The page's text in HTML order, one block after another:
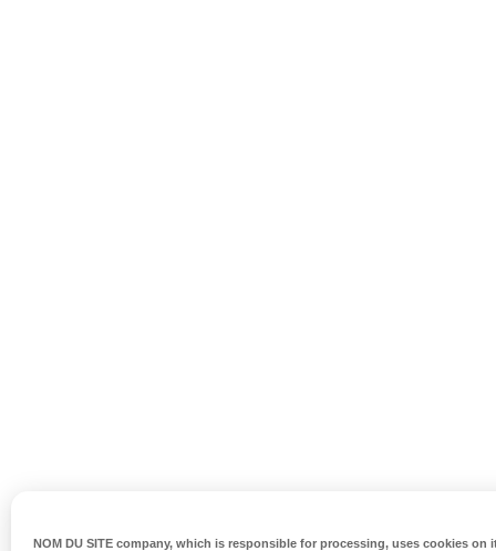
NOM DU SITE company, which is responsible for processing, uses cookies on